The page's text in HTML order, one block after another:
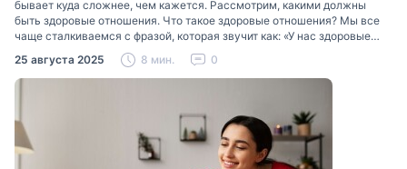
бывает куда сложнее, чем кажется. Рассмотрим, какими должны
быть здоровые отношения. Что такое здоровые отношения? Мы все
чаще сталкиваемся с фразой, которая звучит как: «У нас здоровые
отношения». Что именно подразумевается…
25 августа 2025 8 мин. 0